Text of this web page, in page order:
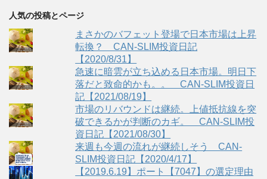
人気の投稿とページ
まさかのバフェット登場で日本市場は上昇
転換？ CAN-SLIM投資日記
【2020/8/31】
急速に暗雲が立ち込める日本市場。明日下
落だと致命的かも。。 CAN-SLIM投資日
記【2021/08/19】
市場のリバウンドは継続。上値抵抗線を突
破できるかが判断のカギ。 CAN-SLIM投
資日記【2021/08/30】
来週も今週の流れが継続しそう CAN-
SLIM投資日記【2020/4/17】
【2019.6.19】ポート【7047】の選定理由